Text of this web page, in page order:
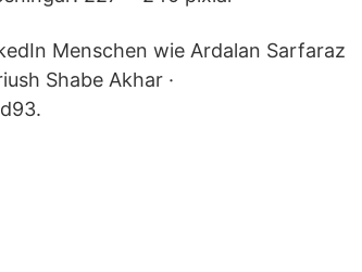
Menschen wie Ardalan Sarfaraz
Shabe Akhar ·